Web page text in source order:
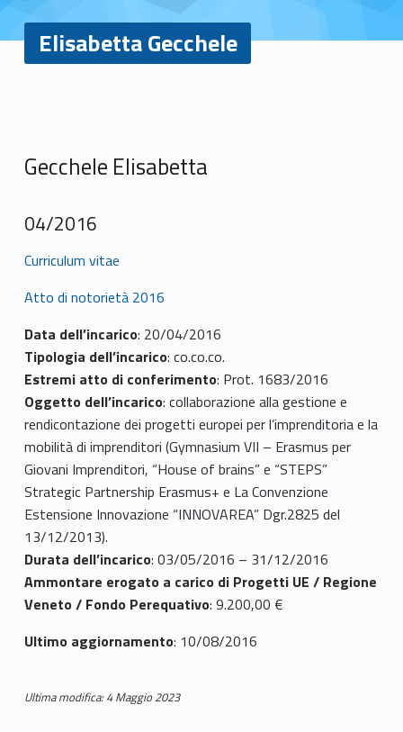
Elisabetta Gecchele
l
i
s
a
b
e
t
t
a
G
e
c
c
h
e
l
Gecchele Elisabetta
04/2016
Curriculum vitae
Atto di notorietà 2016
Data dell’incarico: 20/04/2016
Tipologia dell’incarico: co.co.co.
Estremi atto di conferimento: Prot. 1683/2016
Oggetto dell’incarico: collaborazione alla gestione e
rendicontazione dei progetti europei per l’imprenditoria e la
mobilità di imprenditori (Gymnasium VII – Erasmus per
Giovani Imprenditori, “House of brains” e “STEPS”
Strategic Partnership Erasmus+ e La Convenzione
Estensione Innovazione “INNOVAREA” Dgr.2825 del
13/12/2013).
Durata dell’incarico: 03/05/2016 – 31/12/2016
Ammontare erogato a carico di Progetti UE / Regione
Veneto / Fondo Perequativo: 9.200,00 €
Ultimo aggiornamento: 10/08/2016
Ultima modifica: 4 Maggio 2023
Skip back to main navigation